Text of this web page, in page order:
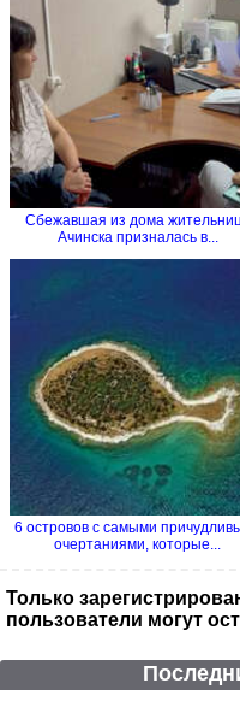
Сбежавшая из дома
Ачинска призналась в...
6 островов с самыми
очертаниями, которые...
Только
пользователи могут